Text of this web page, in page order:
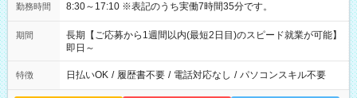
勤務時間 8:30～17:10 ※表記のうち実働7時間35分です。
期間
長期【ご応募から1週間以内(最短2日目)のスピード就業が可能】
即日～
特徴 日払いOK / 履歴書不要 / 電話対応なし / パソコンスキル不要